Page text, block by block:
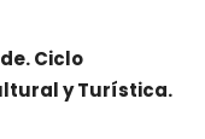
Ciclo
y Turística.